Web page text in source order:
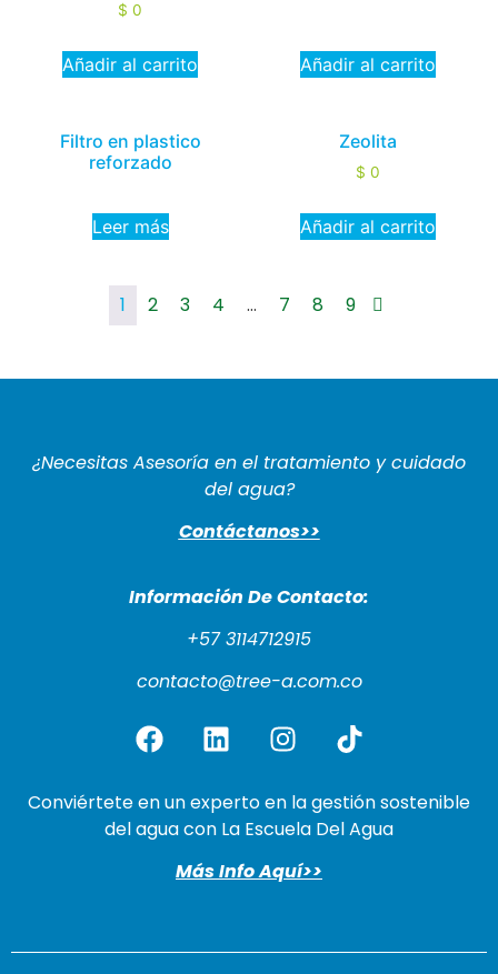
$ 0
Añadir al carrito Añadir al carrito
Filtro en plastico
reforzado
Leer más
Zeolita
$ 0
Añadir al carrito
1 2 3 4 … 7 8 9
¿Necesitas Asesoría en el tratamiento y cuidado
del agua?
Contáctanos>>
Información De Contacto:
+57 3114712915
contacto@tree-a.com.co
Conviértete en un experto en la gestión sostenible
del agua con La Escuela Del Agua
Más Info Aquí>>